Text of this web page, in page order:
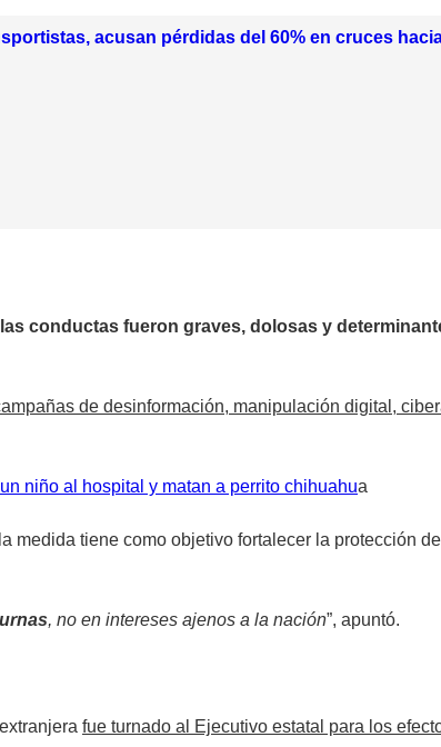
acusan pérdidas del 60% en cruces
conductas fueron graves, dolosas y
de desinformación, manipulación digital,
niño al hospital y matan a perrito chihuahua
tiene como objetivo fortalecer la protección
, no en intereses ajenos a la nación”, apuntó.
fue turnado al Ejecutivo estatal para los